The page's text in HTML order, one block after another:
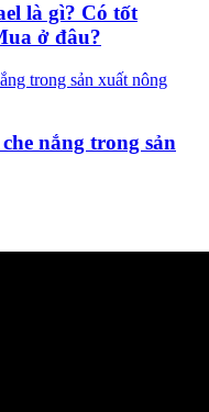
là gì? Có tốt
ở đâu?
nắng trong sản